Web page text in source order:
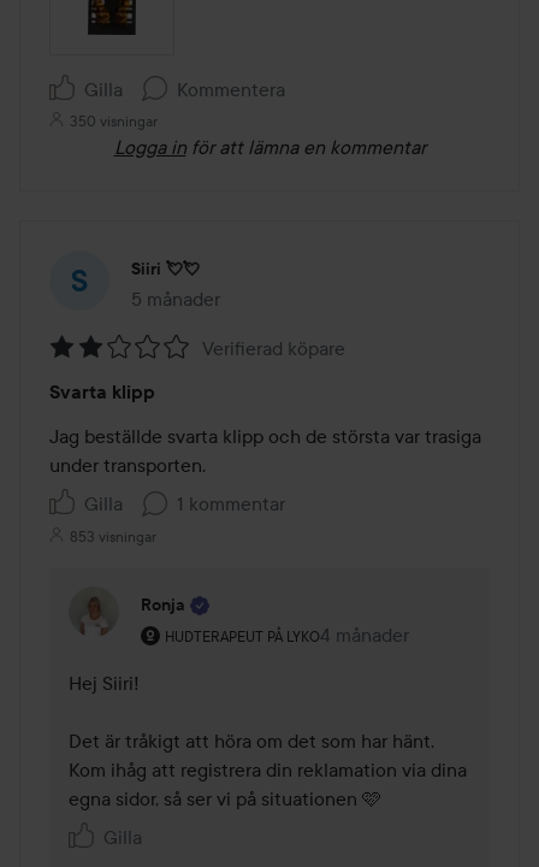
Gilla Kommentera
350 visningar
Logga in för att lämna en kommentar
Siiri 💘💘
5 månader
Inlägget skapades 5 månader
2
av
5
Verifierad köpare
Svarta klipp
Jag beställde svarta klipp och de största var trasiga
under transporten.
Gilla
1 kommentar
853 visningar
Ronja
HUDTERAPEUT PÅ LYKO
Användarens roll: Hudterapeut på Lyko.
4 månader
Kommentaren lades 4
Hej Siiri!
Det är tråkigt att höra om det som har hänt.
Kom ihåg att registrera din reklamation via dina
egna sidor, så ser vi på situationen 🩷
Gilla